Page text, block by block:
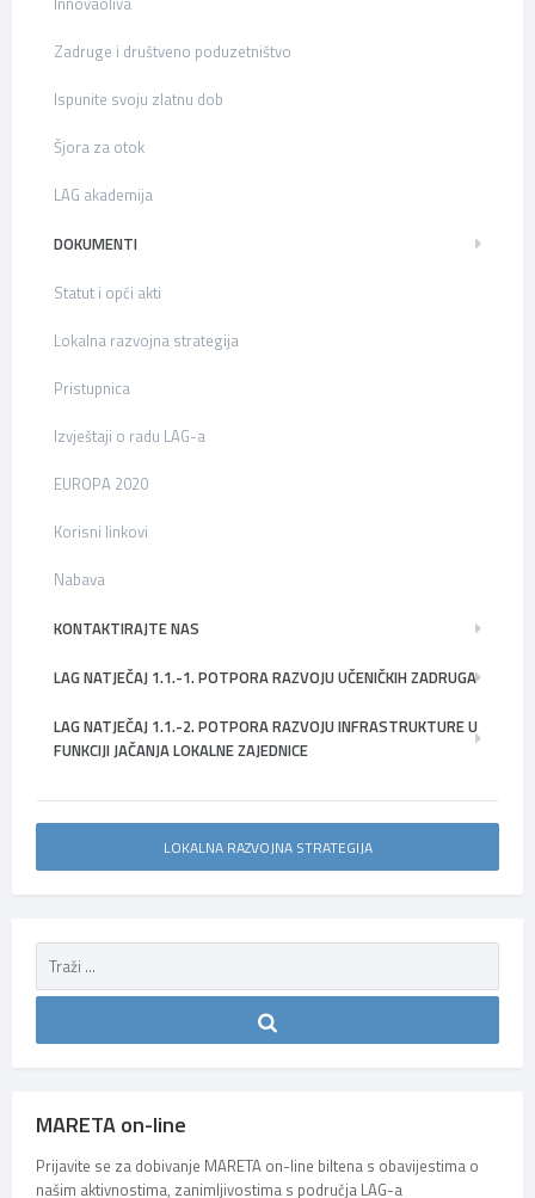
Zadruge i društveno poduzetništvo
Ispunite svoju zlatnu dob
Šjora za otok
LAG akademija
DOKUMENTI
Statut i opći akti
Lokalna razvojna strategija
Pristupnica
Izvještaji o radu LAG-a
EUROPA 2020
Korisni linkovi
Nabava
KONTAKTIRAJTE NAS
LAG NATJEČAJ 1.1.-1. POTPORA RAZVOJU UČENIČKIH ZADRUGA
LAG NATJEČAJ 1.1.-2. POTPORA RAZVOJU INFRASTRUKTURE U
FUNKCIJI JAČANJA LOKALNE ZAJEDNICE
LOKALNA RAZVOJNA STRATEGIJA
MARETA on-line
Prijavite se za dobivanje MARETA on-line biltena s obavijestima o
našim aktivnostima, zanimljivostima s područja LAG-a